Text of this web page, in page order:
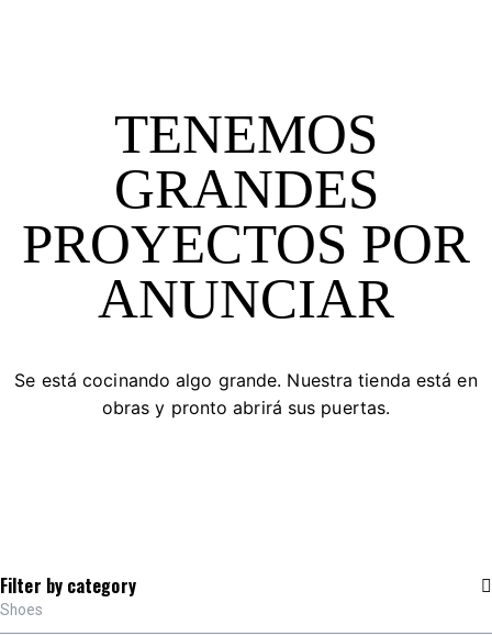
TENEMOS
GRANDES
PROYECTOS POR
ANUNCIAR
Se está cocinando algo grande. Nuestra tienda está en
obras y pronto abrirá sus puertas.
Filter by category
Shoes